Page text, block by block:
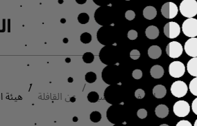
انتقل إلى المحتوى الرئيسي
الصفحة الرئيسية / عن القافلة / هيئة التحرير